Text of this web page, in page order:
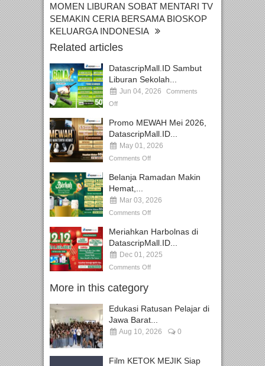
MOMEN LIBURAN SOBAT MENTARI TV
SEMAKIN CERIA BERSAMA BIOSKOP
KELUARGA INDONESIA
Related articles
DatascripMall.ID Sambut
Liburan Sekolah...
Jun 04, 2026
Comments
Off
Promo MEWAH Mei 2026,
DatascripMall.ID...
May 01, 2026
Comments Off
Belanja Ramadan Makin
Hemat,...
Mar 03, 2026
Comments Off
Meriahkan Harbolnas di
DatascripMall.ID...
Dec 01, 2025
Comments Off
More in this category
Edukasi Ratusan Pelajar di
Jawa Barat...
Aug 10, 2026 0
Film KETOK MEJIK Siap